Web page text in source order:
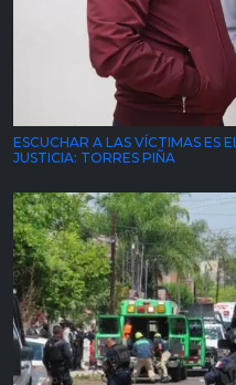
ESCUCHAR A LAS VÍCTIMAS ES
JUSTICIA: TORRES PIÑA